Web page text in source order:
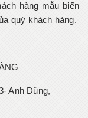
hàng mẫu biển
quý khách hàng.
Anh Dũng,